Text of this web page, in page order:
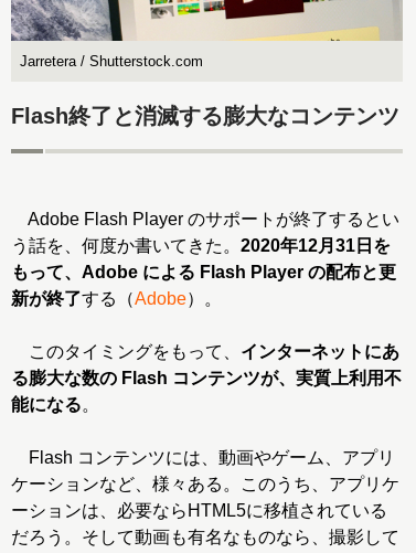
Jarretera / Shutterstock.com
Flash終了と消滅する膨大なコンテンツ
Adobe Flash Player のサポートが終了するとい
う話を、何度か書いてきた。 2020年12月31日を
もって、Adobe による Flash Player の配布と更
新が終了する（Adobe）。
このタイミングをもって、 インターネットにあ
る膨大な数の Flash コンテンツが、実質上利用不
能になる。
Flash コンテンツには、動画やゲーム、アプリ
ケーションなど、様々ある。このうち、アプリケ
ーションは、必要ならHTML5に移植されている
だろう。そして動画も有名なものなら、撮影して